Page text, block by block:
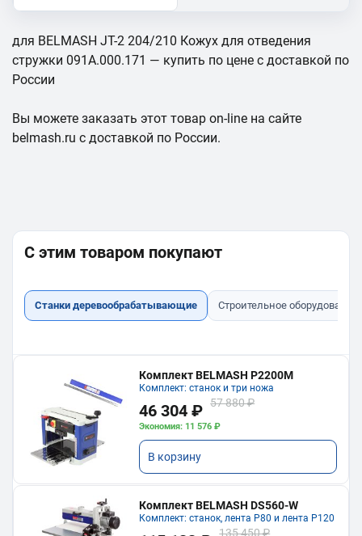
для BELMASH JT-2 204/210 Кожух для отведения
стружки 091A.000.171 — купить по цене с доставкой по
России
Вы можете заказать этот товар on-line на сайте
belmash.ru с доставкой по России.
С этим товаром покупают
Станки деревообрабатывающие Строительное оборудование
Комплект BELMASH P2200M
Комплект: станок и три ножа
46 304 ₽ 57 880 ₽
Экономия: 11 576 ₽
В корзину
Комплект BELMASH DS560-W
Комплект: станок, лента P80 и лента P120
135 450 ₽